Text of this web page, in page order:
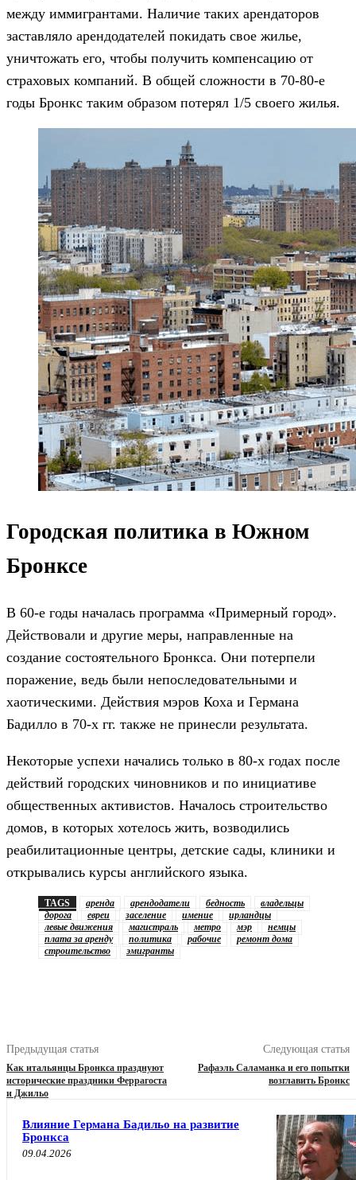
между иммигрантами. Наличие таких арендаторов
заставляло арендодателей покидать свое жилье,
уничтожать его, чтобы получить компенсацию от
страховых компаний. В общей сложности в 70-80-е
годы Бронкс таким образом потерял 1/5 своего жилья.
Городская политика в Южном
Бронксе
В 60-е годы началась программа «Примерный город».
Действовали и другие меры, направленные на
создание состоятельного Бронкса. Они потерпели
поражение, ведь были непоследовательными и
хаотическими. Действия мэров Коха и Германа
Бадилло в 70-х гг. также не принесли результата.
Некоторые успехи начались только в 80-х годах после
действий городских чиновников и по инициативе
общественных активистов. Началось строительство
домов, в которых хотелось жить, возводились
реабилитационные центры, детские сады, клиники и
открывались курсы английского языка.
TAGS аренда арендодатели бедность
владельцы
дорога
евреи заселение имение
ирландцы
левые движения
магистраль метро мэр
немцы
плата за аренду
политика рабочие
ремонт дома
строительство
эмигранты
Предыдущая статья
Как итальянцы Бронкса празднуют
исторические праздники Феррагоста
и Джильо
Следующая статья
Рафаэль Саламанка и его попытки
возглавить Бронкс
Влияние Германа Бадильо на развитие
Бронкса
09.04.2026